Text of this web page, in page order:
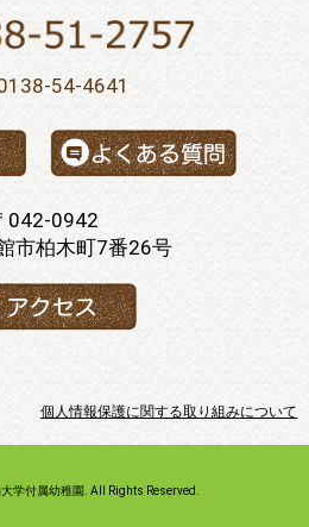
54-4641
042-0942
市柏木町7番26号
個人情報保護に関する取り組みについて
学付属幼稚園. All Rights Reserved.